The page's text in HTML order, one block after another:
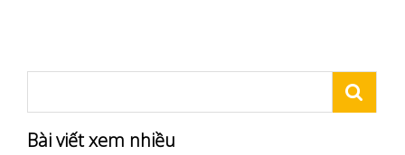
Bài viết xem nhiều